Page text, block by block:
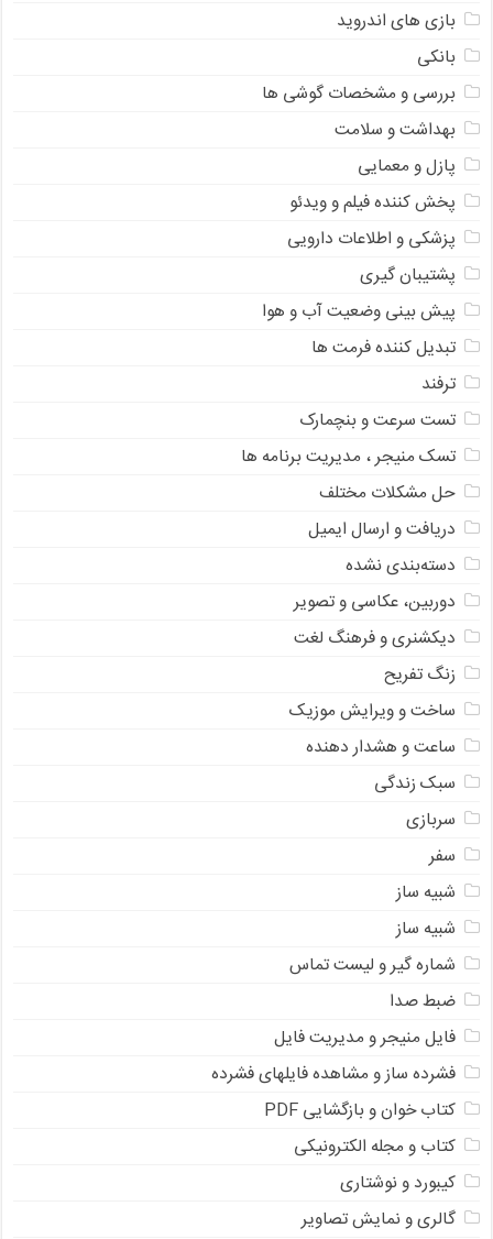
بازی های اندروید
بانکی
بررسی و مشخصات گوشی ها
بهداشت و سلامت
پازل و معمایی
پخش کننده فیلم و ویدئو
پزشکی و اطلاعات دارویی
پشتیبان گیری
پیش بینی وضعیت آب و هوا
تبدیل کننده فرمت ها
ترفند
تست سرعت و بنچمارک
تسک منیجر ، مدیریت برنامه ها
حل مشکلات مختلف
دریافت و ارسال ایمیل
دسته‌بندی نشده
دوربین، عکاسی و تصویر
دیکشنری و فرهنگ لغت
زنگ تفریح
ساخت و ویرایش موزیک
ساعت و هشدار دهنده
سبک زندگی
سربازی
سفر
شبیه ساز
شبیه ساز
شماره گیر و لیست تماس
ضبط صدا
فایل منیجر و مدیریت فایل
فشرده ساز و مشاهده فایلهای فشرده
کتاب خوان و بازگشایی PDF
کتاب و مجله الکترونیکی
کیبورد و نوشتاری
گالری و نمایش تصاویر